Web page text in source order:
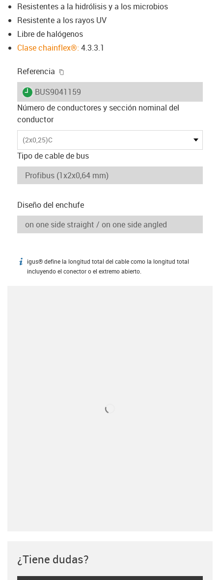
Resistentes a la hidrólisis y a los microbios
Resistente a los rayos UV
Libre de halógenos
Clase chainflex®: 4.3.3.1
Referencia
igus-icon-lieferzeit
BUS9041159
Número de conductores y sección nominal del
conductor
(2x0,25)C
Tipo de cable de bus
Diseño del enchufe
igus-icon-info
igus® define la longitud total del cable como la longitud total
incluyendo el conector o el extremo abierto.
¿Tiene dudas?